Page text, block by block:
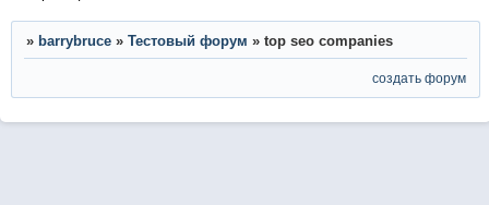
» barrybruce » Тестовый форум » top seo companies
создать форум